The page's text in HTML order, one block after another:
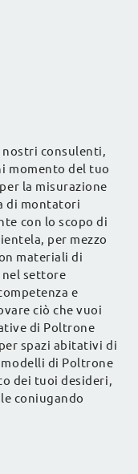
nostri consulenti,
momento del tuo
la misurazione
di montatori
con lo scopo di
per mezzo
materiali di
settore
e
ciò che vuoi
di Poltrone
spazi abitativi di
di Poltrone
dei tuoi desideri,
coniugando